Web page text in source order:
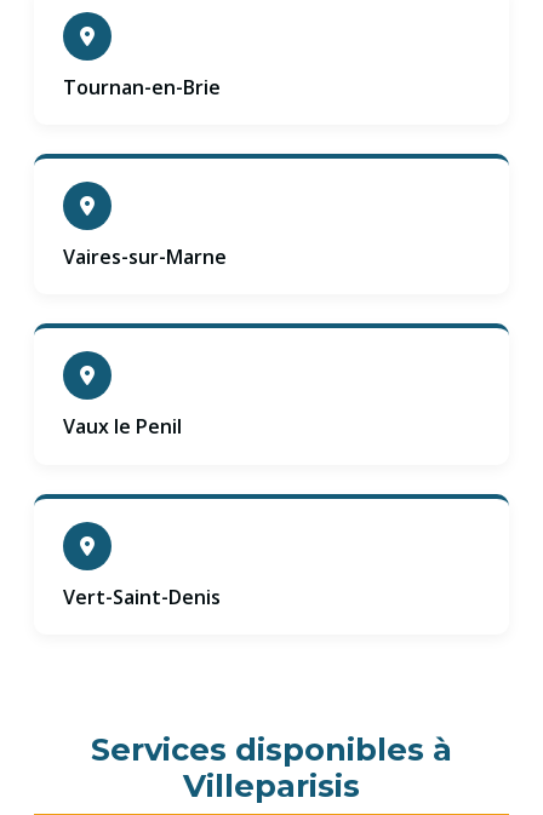
Tournan-en-Brie
Vaires-sur-Marne
Vaux le Penil
Vert-Saint-Denis
Services disponibles à
Villeparisis